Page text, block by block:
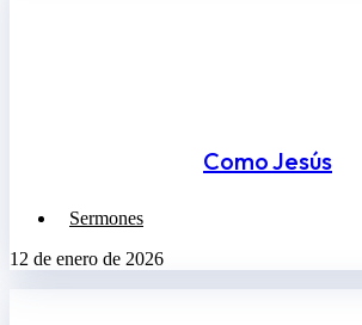
Como Jesús
Sermones
12 de enero de 2026